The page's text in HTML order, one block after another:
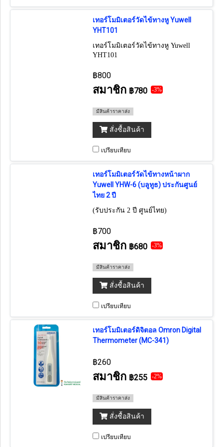
เทอร์โมมิเตอร์วัดไข้ทางหู Yuwell
YHT101
เทอร์โมมิเตอร์วัดไข้ทางหู Yuwell
YHT101
฿800
สมาชิก ฿780 -3%
มีสินค้าราคาส่ง
สั่งซื้อสินค้า
เปรียบเทียบ
เทอร์โมมิเตอร์วัดไข้ทางหน้าผาก
Yuwell YHW-6 (บลูทูธ) ประกันศูนย์
ไทย 2 ปี
(รับประกัน 2 ปี ศูนย์ไทย)
฿700
สมาชิก ฿680 -3%
มีสินค้าราคาส่ง
สั่งซื้อสินค้า
เปรียบเทียบ
เทอร์โมมิเตอร์ดิจิตอล Omron Digital
Thermometer (MC-341)
฿260
สมาชิก ฿255 -2%
มีสินค้าราคาส่ง
สั่งซื้อสินค้า
เปรียบเทียบ